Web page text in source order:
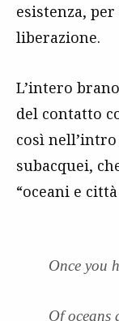
esistenza,
liberazione.
L’intero
del contatto
così
subacquei,
“oceani e
Once you
Of oceans